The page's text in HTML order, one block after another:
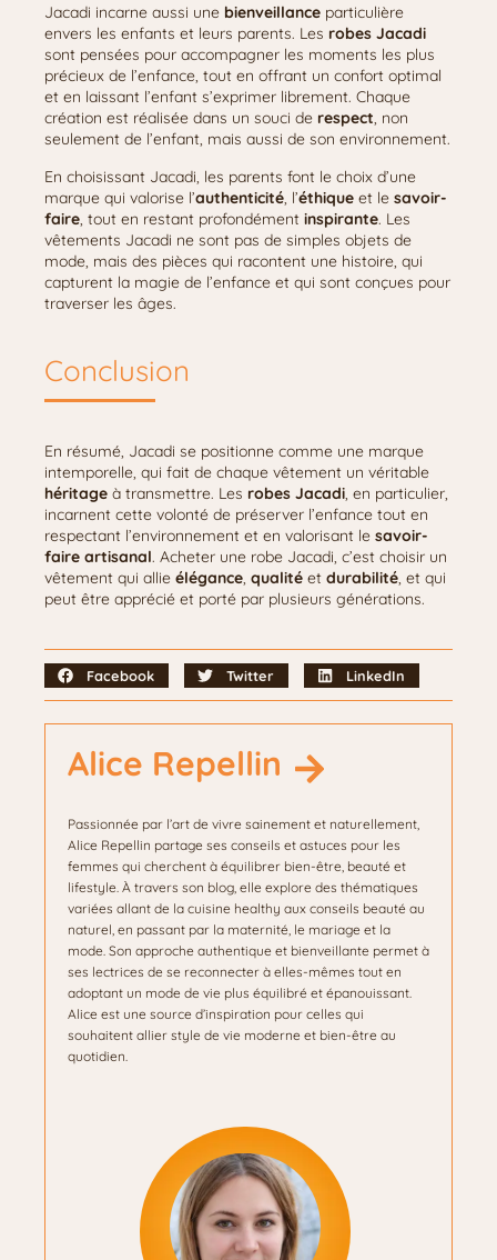
Jacadi incarne aussi une bienveillance particulière
envers les enfants et leurs parents. Les robes Jacadi
sont pensées pour accompagner les moments les plus
précieux de l’enfance, tout en offrant un confort optimal
et en laissant l’enfant s’exprimer librement. Chaque
création est réalisée dans un souci de respect, non
seulement de l’enfant, mais aussi de son environnement.
En choisissant Jacadi, les parents font le choix d’une
marque qui valorise l’authenticité, l’éthique et le savoir-
faire, tout en restant profondément inspirante. Les
vêtements Jacadi ne sont pas de simples objets de
mode, mais des pièces qui racontent une histoire, qui
capturent la magie de l’enfance et qui sont conçues pour
traverser les âges.
Conclusion
En résumé, Jacadi se positionne comme une marque
intemporelle, qui fait de chaque vêtement un véritable
héritage à transmettre. Les robes Jacadi, en particulier,
incarnent cette volonté de préserver l’enfance tout en
respectant l’environnement et en valorisant le savoir-
faire artisanal. Acheter une robe Jacadi, c’est choisir un
vêtement qui allie élégance, qualité et durabilité, et qui
peut être apprécié et porté par plusieurs générations.
Facebook Twitter LinkedIn
Alice Repellin
Passionnée par l’art de vivre sainement et naturellement,
Alice Repellin partage ses conseils et astuces pour les
femmes qui cherchent à équilibrer bien-être, beauté et
lifestyle. À travers son blog, elle explore des thématiques
variées allant de la cuisine healthy aux conseils beauté au
naturel, en passant par la maternité, le mariage et la
mode. Son approche authentique et bienveillante permet à
ses lectrices de se reconnecter à elles-mêmes tout en
adoptant un mode de vie plus équilibré et épanouissant.
Alice est une source d’inspiration pour celles qui
souhaitent allier style de vie moderne et bien-être au
quotidien.